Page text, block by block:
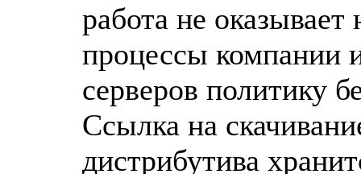
работа не оказывает
процессы компании
серверов политику
Ссылка на
дистрибутива